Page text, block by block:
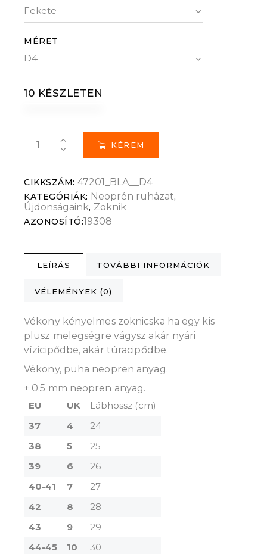
MÉRET
10 KÉSZLETEN
KÉREM
CIKKSZÁM: 47201_BLA__D4
KATEGÓRIÁK: Neoprén ruházat,
Újdonságaink, Zoknik
AZONOSÍTÓ:19308
LEÍRÁS TOVÁBBI INFORMÁCIÓK
VÉLEMÉNYEK (0)
Vékony kényelmes zoknicska ha egy kis
plusz melegségre vágysz akár nyári
vízicipődbe, akár túracipődbe.
Vékony, puha neopren anyag.
+ 0.5 mm neopren anyag.
EU
UK
Lábhossz (cm)
37
4
24
38
5
25
39
6
26
40-41
7
27
42
8
28
43
9
29
44-45
10
30